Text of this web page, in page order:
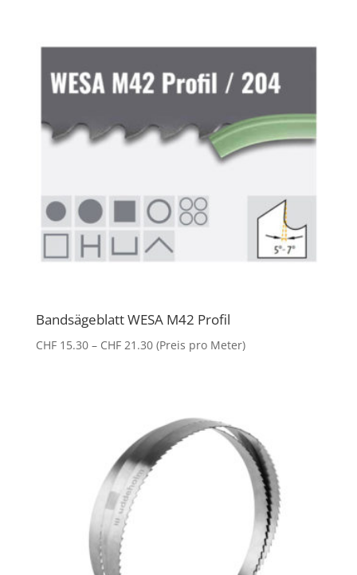
Bandsägeblatt WESA M42 Profil
CHF15.30 – CHF21.30Preisspanne:
(Preis pro Meter)